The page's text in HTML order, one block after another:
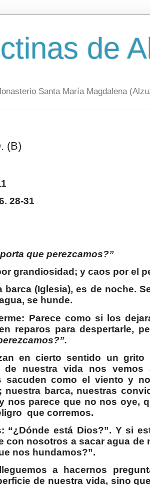
de
Santa María Magdalena
(B)
28-31
que perezcamos?”
grandiosidad; y caos por el
(Iglesia), es de noche.
se hunde.
Parece como si los
reparos para despertarle,
en cierto sentido un grito
nuestra vida nos vemos
sacuden como el viento y
nuestra barca, nuestras
nos parece que no nos oye,
que corremos.
“¿Dónde está Dios?”. Y si
con nosotros a sacar agua de
nos hundamos?”.
a hacernos
de nuestra vida, sino que